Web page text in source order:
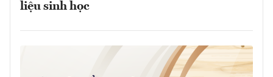
liệu sinh học